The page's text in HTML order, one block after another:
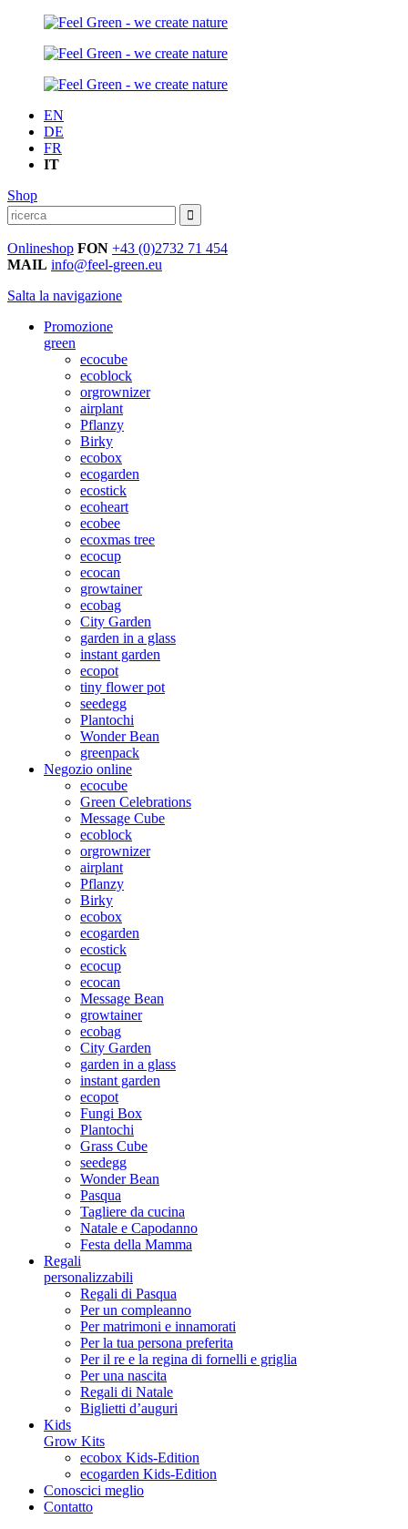
EN
DE
FR
IT
Shop
Onlineshop FON +43 (0)2732 71 454
MAIL info@feel-green.eu
Salta la navigazione
Promozione
green
ecocube
ecoblock
orgrownizer
airplant
Pflanzy
Birky
ecobox
ecogarden
ecostick
ecoheart
ecobee
ecoxmas tree
ecocup
ecocan
growtainer
ecobag
City Garden
garden in a glass
instant garden
ecopot
tiny flower pot
seedegg
Plantochi
Wonder Bean
greenpack
Negozio online
ecocube
Green Celebrations
Message Cube
ecoblock
orgrownizer
airplant
Pflanzy
Birky
ecobox
ecogarden
ecostick
ecocup
ecocan
Message Bean
growtainer
ecobag
City Garden
garden in a glass
instant garden
ecopot
Fungi Box
Plantochi
Grass Cube
seedegg
Wonder Bean
Pasqua
Tagliere da cucina
Natale e Capodanno
Festa della Mamma
Regali
personalizzabili
Regali di Pasqua
Per un compleanno
Per matrimoni e innamorati
Per la tua persona preferita
Per il re e la regina di fornelli e griglia
Per una nascita
Regali di Natale
Biglietti d’auguri
Kids
Grow Kits
ecobox Kids-Edition
ecogarden Kids-Edition
Conoscici meglio
Contatto